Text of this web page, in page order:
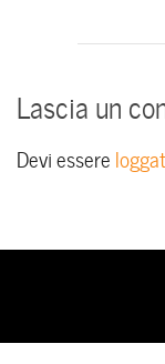
Lascia un
Devi essere